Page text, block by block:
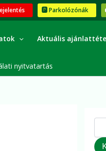
🅿️ Parkolózónák
Aktuális
nyitvatartás
K
s